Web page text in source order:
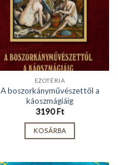
EZOTÉRIA
A boszorkányművészettől a
káoszmágiáig
3190Ft
KOSÁRBA